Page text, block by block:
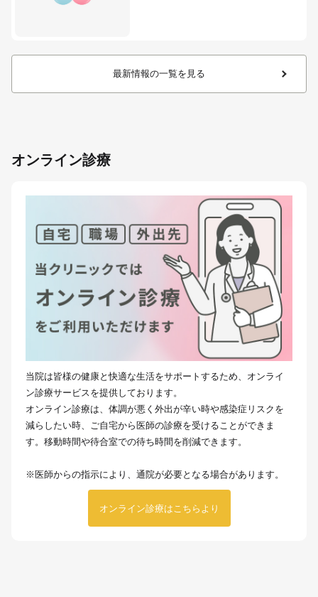
最新情報の一覧を見る
オンライン診療
当院は皆様の健康と快適な生活をサポートするため、オンライ
ン診療サービスを提供しております。
オンライン診療は、体調が悪く外出が辛い時や感染症リスクを
減らしたい時、ご自宅から医師の診療を受けることができま
す。移動時間や待合室での待ち時間を削減できます。
※医師からの指示により、通院が必要となる場合があります。
オンライン診療はこちらより